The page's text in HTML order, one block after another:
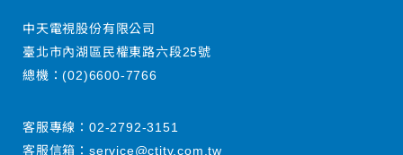
中天電視股份有限公司
臺北市內湖區民權東路六段25號
總機：(02)6600-7766
客服專線： 02-2792-3151
客服信箱： service@ctitv.com.tw